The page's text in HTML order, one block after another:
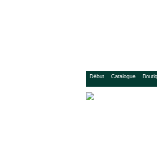
Début Catalogue